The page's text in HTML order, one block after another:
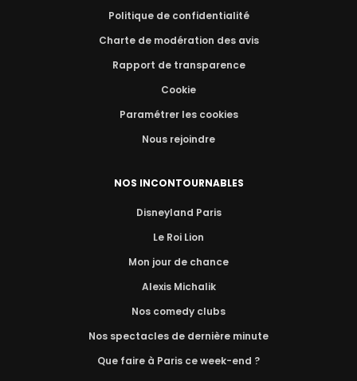
Politique de confidentialité
Charte de modération des avis
Rapport de transparence
Cookie
Paramétrer les cookies
Nous rejoindre
NOS INCONTOURNABLES
Disneyland Paris
Le Roi Lion
Mon jour de chance
Alexis Michalik
Nos comedy clubs
Nos spectacles de dernière minute
Que faire à Paris ce week-end ?